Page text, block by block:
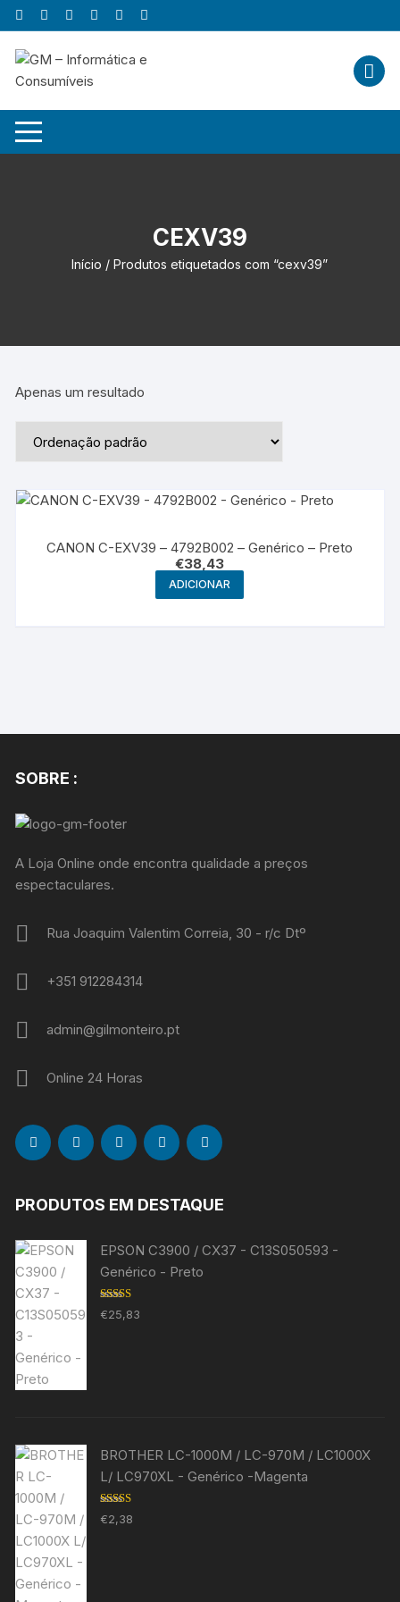
Skip
to
content
CEXV39
Início / Produtos etiquetados com “cexv39”
Apenas um resultado
CANON C-EXV39 – 4792B002 – Genérico – Preto
€38,43
ADICIONAR
SOBRE :
A Loja Online onde encontra qualidade a preços
espectaculares.
Rua Joaquim Valentim Correia, 30 - r/c Dtº
+351 912284314
admin@gilmonteiro.pt
Online 24 Horas
PRODUTOS EM DESTAQUE
EPSON C3900 / CX37 - C13S050593 -
Genérico - Preto
Avaliação
5.00de 5
€25,83
BROTHER LC-1000M / LC-970M / LC1000X
L/ LC970XL - Genérico -Magenta
Avaliação
5.00de 5
€2,38